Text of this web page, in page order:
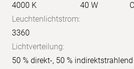
4000 K
40 W
Leuchtenlichtstrom:
3360
Lichtverteilung:
50 % direkt-, 50 % indirektstrahlend